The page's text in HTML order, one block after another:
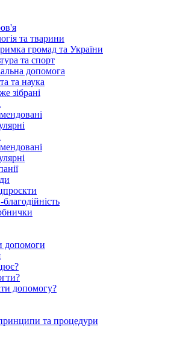
та тварини
громад та України
та спорт
допомога
та наука
зібрані
допомоги
допомогу?
та процедури